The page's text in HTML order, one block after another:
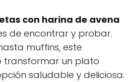
con harina de avena
de encontrar y probar.
muffins, este
transformar un plato
saludable y deliciosa.